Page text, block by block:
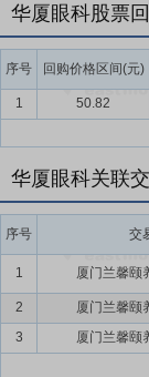
要点11：对外投资
昆明等地区新建或
围等以最终市场主
提交公司董事会、
伐,为公司储备并购
据发行时市场状况
厦眼科医院项目、
二届董事会第三次
进展情况投资建设
华厦眼科股票
序号 回购价格区间(元)
1 50.82
华厦眼科关联
序号 交
1 厦门兰馨颐
2 厦门兰馨颐
3
厦门兰馨颐